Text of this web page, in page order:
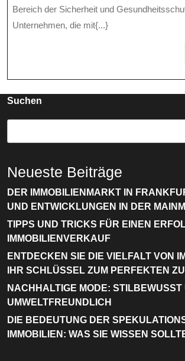
TÜV
SÜD:
Im
Umgang
Mit
Bereich der Sicherheit und
Unternehmen, die mit{...}
Suchen
Neueste Beiträge
DER IMMOBILIENMARKT IN
UND ENTWICKLUNGEN IN DER
TIPPS UND TRICKS FÜR EINEN
IMMOBILIENVERKAUF
ENTDECKEN SIE DIE VIELFALT VON
IHR SCHLÜSSEL ZUM PERFEKTEN
NACHHALTIGE MODE: STILBEWUSST
UMWELTFREUNDLICH
DIE BEDEUTUNG DER
IMMOBILIEN: WAS SIE WISSEN